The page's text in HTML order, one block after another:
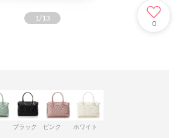
1/13
0
ブラック ピンク ホワイト